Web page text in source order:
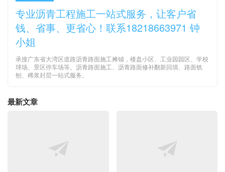
专业沥青工程施工一站式服务，让客户省
钱、省事、更省心！联系18218663971 钟
小姐
承接广东省大湾区道路沥青路面施工摊铺，楼盘小区、工业园园区、学校
球场、景区停车场等。沥青路面施工、沥青路面修补翻新回填、路面铣
刨、稀浆封层一站式服务。
最新文章